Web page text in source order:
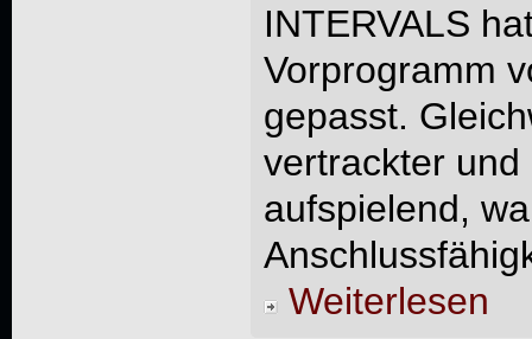
INTERVALS
Vorprogramm
gepasst.
vertrackter
aufspielend,
Weiterlesen